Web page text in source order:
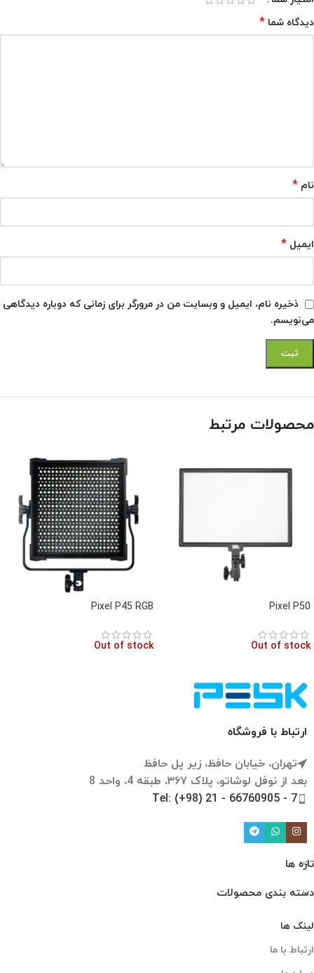
دیدگاه شما *
نام *
ایمیل *
ذخیره نام، ایمیل و وبسایت من در مرورگر برای زمانی که دوباره دیدگاهی
می‌نویسم.
محصولات مرتبط
Pixel P50
Out of stock
Pixel P45 RGB
Out of stock
ارتباط با فروشگاه
تهران، خیابان حافظ، زیر پل حافظ
بعد از نوفل لوشاتو، پلاک ۳۶۷، طبقه 4، واحد 8
Tel: (+98) 21 - 66760905 - 7
تازه ها
دسته بندی محصولات
لینک ها
ارتباط با ما